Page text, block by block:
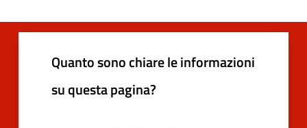
Quanto sono chiare le informazioni
su questa pagina?